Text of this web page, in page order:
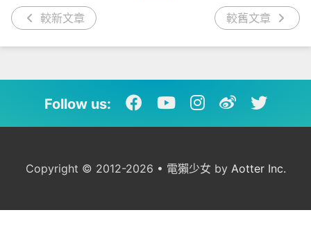
較新文章 較舊文章
Follow us:
Copyright © 2012-2026 • 電獺少女 by Aotter Inc.